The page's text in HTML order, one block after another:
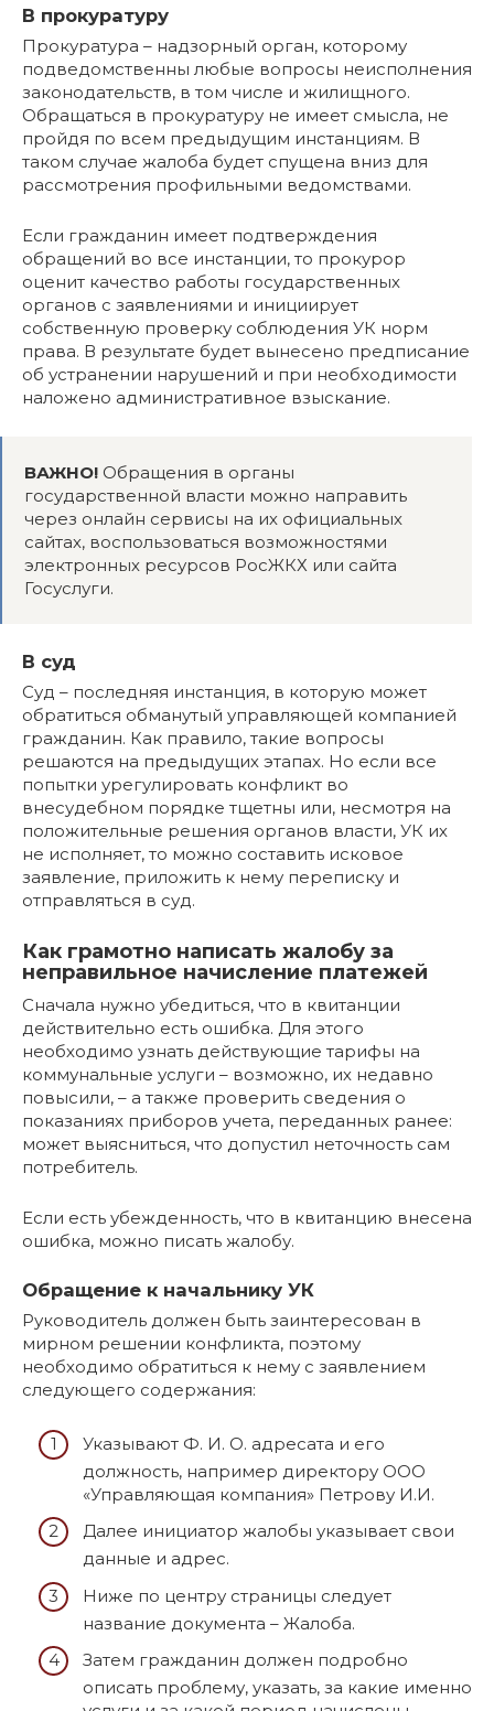
В прокуратуру
Прокуратура – надзорный орган, которому
подведомственны любые вопросы неисполнения
законодательств, в том числе и жилищного.
Обращаться в прокуратуру не имеет смысла, не
пройдя по всем предыдущим инстанциям. В
таком случае жалоба будет спущена вниз для
рассмотрения профильными ведомствами.
Если гражданин имеет подтверждения
обращений во все инстанции, то прокурор
оценит качество работы государственных
органов с заявлениями и инициирует
собственную проверку соблюдения УК норм
права. В результате будет вынесено предписание
об устранении нарушений и при необходимости
наложено административное взыскание.
ВАЖНО! Обращения в органы
государственной власти можно направить
через онлайн сервисы на их официальных
сайтах, воспользоваться возможностями
электронных ресурсов РосЖКХ или сайта
Госуслуги.
В суд
Суд – последняя инстанция, в которую может
обратиться обманутый управляющей компанией
гражданин. Как правило, такие вопросы
решаются на предыдущих этапах. Но если все
попытки урегулировать конфликт во
внесудебном порядке тщетны или, несмотря на
положительные решения органов власти, УК их
не исполняет, то можно составить исковое
заявление, приложить к нему переписку и
отправляться в суд.
Как грамотно написать жалобу за
неправильное начисление платежей
Сначала нужно убедиться, что в квитанции
действительно есть ошибка. Для этого
необходимо узнать действующие тарифы на
коммунальные услуги – возможно, их недавно
повысили, – а также проверить сведения о
показаниях приборов учета, переданных ранее:
может выясниться, что допустил неточность сам
потребитель.
Если есть убежденность, что в квитанцию внесена
ошибка, можно писать жалобу.
Обращение к начальнику УК
Руководитель должен быть заинтересован в
мирном решении конфликта, поэтому
необходимо обратиться к нему с заявлением
следующего содержания:
Указывают Ф. И. О. адресата и его
должность, например директору ООО
«Управляющая компания» Петрову И.И.
Далее инициатор жалобы указывает свои
данные и адрес.
Ниже по центру страницы следует
название документа – Жалоба.
Затем гражданин должен подробно
описать проблему, указать, за какие именно